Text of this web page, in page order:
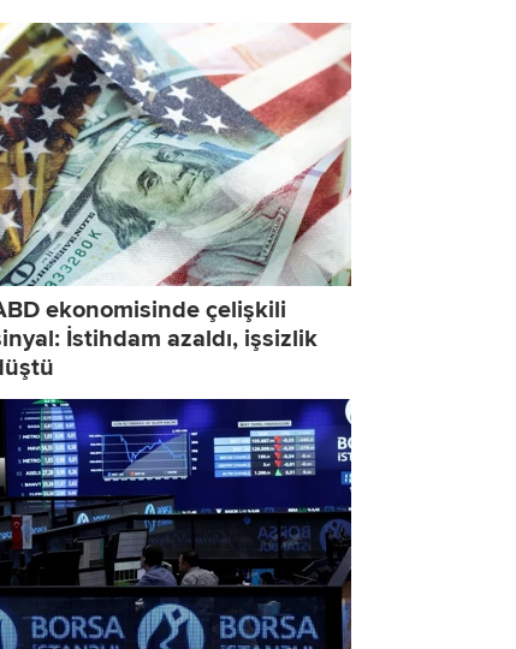
ekonomisinde çelişkili
İstihdam azaldı, işsizlik